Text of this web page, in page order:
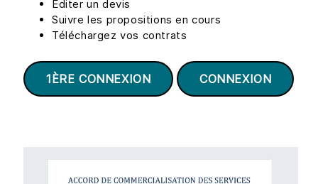
Editer un devis
Suivre les propositions en cours
Téléchargez vos contrats
1ÈRE CONNEXION CONNEXION